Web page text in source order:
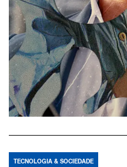
TECNOLOGIA & SOCIEDADE